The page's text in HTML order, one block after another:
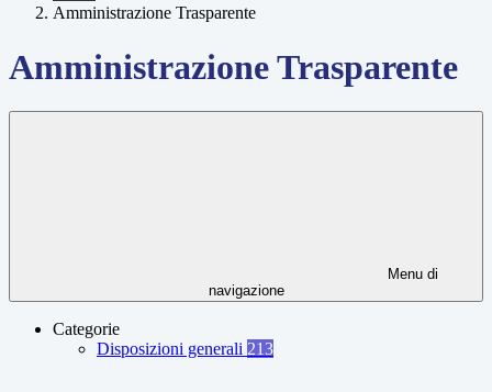
Amministrazione Trasparente
Amministrazione Trasparente
Menu di
navigazione
Categorie
Disposizioni generali 213